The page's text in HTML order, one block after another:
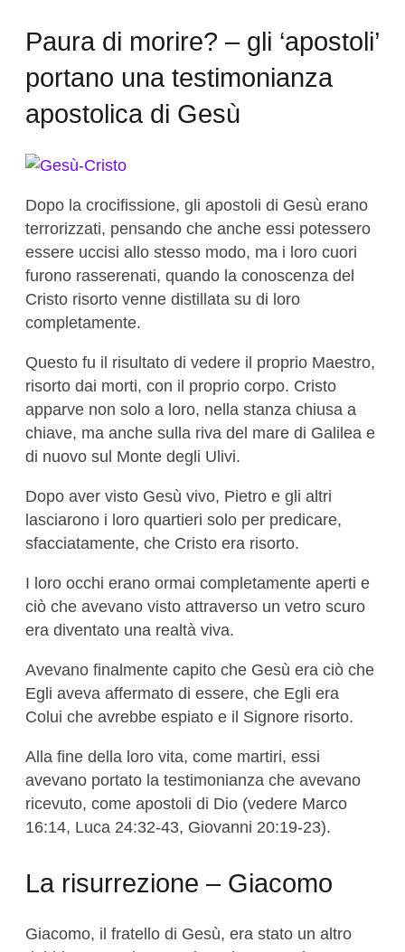
Paura di morire? – gli ‘apostoli’
portano una testimonianza
apostolica di Gesù
Dopo la crocifissione, gli apostoli di Gesù erano
terrorizzati, pensando che anche essi potessero
essere uccisi allo stesso modo, ma i loro cuori
furono rasserenati, quando la conoscenza del
Cristo risorto venne distillata su di loro
completamente.
Questo fu il risultato di vedere il proprio Maestro,
risorto dai morti, con il proprio corpo. Cristo
apparve non solo a loro, nella stanza chiusa a
chiave, ma anche sulla riva del mare di Galilea e
di nuovo sul Monte degli Ulivi.
Dopo aver visto Gesù vivo, Pietro e gli altri
lasciarono i loro quartieri solo per predicare,
sfacciatamente, che Cristo era risorto.
I loro occhi erano ormai completamente aperti e
ciò che avevano visto attraverso un vetro scuro
era diventato una realtà viva.
Avevano finalmente capito che Gesù era ciò che
Egli aveva affermato di essere, che Egli era
Colui che avrebbe espiato e il Signore risorto.
Alla fine della loro vita, come martiri, essi
avevano portato la testimonianza che avevano
ricevuto, come apostoli di Dio (vedere Marco
16:14, Luca 24:32-43, Giovanni 20:19-23).
La risurrezione – Giacomo
Giacomo, il fratello di Gesù, era stato un altro